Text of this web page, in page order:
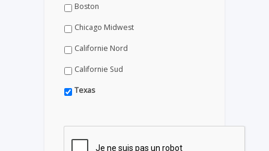
Boston
Chicago Midwest
Californie Nord
Californie Sud
Texas